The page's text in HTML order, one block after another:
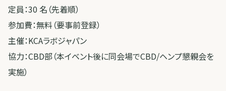
定員：30 名（先着順）
参加費：無料（要事前登録）
主催：KCAラボジャパン
協力：CBD部（本イベント後に同会場でCBD/ヘンプ懇親会を
実施）